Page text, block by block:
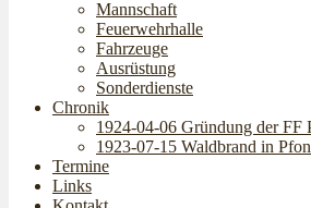
Mannschaft
Feuerwehrhalle
Fahrzeuge
Ausrüstung
Sonderdienste
Chronik
1924-04-06 Gründung der FF
1923-07-15 Waldbrand in
Termine
Links